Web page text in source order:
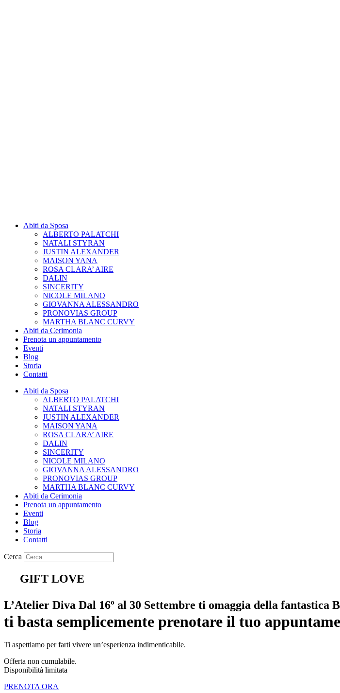
Abiti da Sposa
ALBERTO PALATCHI
NATALI STYRAN
JUSTIN ALEXANDER
MAISON YANA
ROSA CLARA’ AIRE
DALIN
SINCERITY
NICOLE MILANO
GIOVANNA ALESSANDRO
PRONOVIAS GROUP
MARTHA BLANC CURVY
Abiti da Cerimonia
Prenota un appuntamento
Eventi
Blog
Storia
Contatti
Abiti da Sposa
ALBERTO PALATCHI
NATALI STYRAN
JUSTIN ALEXANDER
MAISON YANA
ROSA CLARA’ AIRE
DALIN
SINCERITY
NICOLE MILANO
GIOVANNA ALESSANDRO
PRONOVIAS GROUP
MARTHA BLANC CURVY
Abiti da Cerimonia
Prenota un appuntamento
Eventi
Blog
Storia
Contatti
Cerca
GIFT LOVE
L’Atelier Diva Dal 16º al 30 Settembre ti omaggia della fantastica
ti basta semplicemente prenotare il tuo
Ti aspettiamo per farti vivere un’esperienza indimenticabile.
Offerta non cumulabile.
Disponibilità limitata
PRENOTA ORA